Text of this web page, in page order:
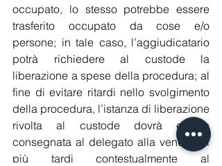
occupato, lo stesso potrebbe essere
trasferito occupato da cose e/o
persone; in tale caso, l’aggiudicatario
potrà richiedere al custode la
liberazione a spese della procedura; al
fine di evitare ritardi nello svolgimento
della procedura, l’istanza di liberazione
rivolta al custode dovrà essere
consegnata al delegato alla vendita al
più tardi contestualmente al